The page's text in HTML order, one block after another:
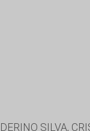
SILVA,